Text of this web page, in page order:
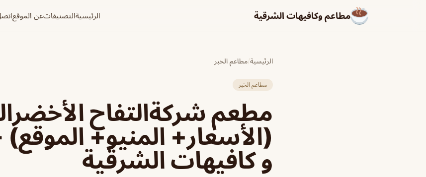
مطاعم وكافيهات الشرقية الرئيسيةالتصنيفاتعن الموقع
الرئيسية/مطاعم الخبر
مطاعم الخبر
مطعم شركةالتفاح
(الأسعار+ المنيو+
و كافيهات الشرقية